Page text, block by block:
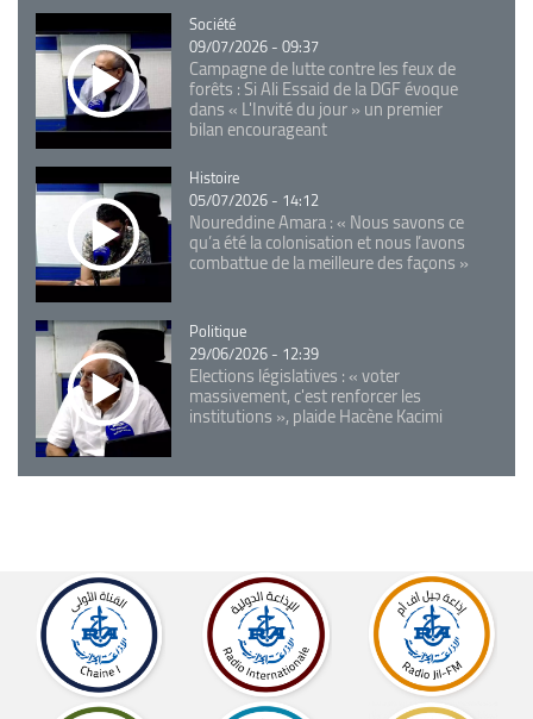
Catégorie
Société
09/07/2026 - 09:37
Campagne de lutte contre les feux de
forêts : Si Ali Essaid de la DGF évoque
dans « L'Invité du jour » un premier
bilan encourageant
Catégorie
Histoire
05/07/2026 - 14:12
Noureddine Amara : « Nous savons ce
qu’a été la colonisation et nous l’avons
combattue de la meilleure des façons »
Catégorie
Politique
29/06/2026 - 12:39
Elections législatives : « voter
massivement, c'est renforcer les
institutions », plaide Hacène Kacimi